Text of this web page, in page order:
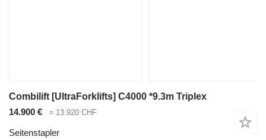
Combilift [UltraForklifts] C4000 *9.3m Triplex
14.900 €
≈ 13.920 CHF
Seitenstapler